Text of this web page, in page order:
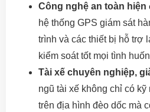
Công nghệ an toàn hiện
hệ thống GPS giám sát
trình và các thiết bị hỗ trợ
kiểm soát tốt mọi tình
Tài xế chuyên nghiệp,
ngũ tài xế không chỉ có
trên địa hình đèo dốc mà